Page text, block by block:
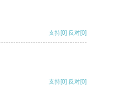
支持[0] 反对[0]
支持[0] 反对[0]